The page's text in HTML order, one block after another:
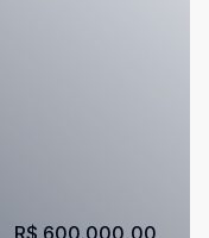
R$ 600.000,00